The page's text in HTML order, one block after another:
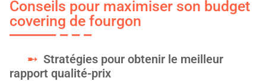
Conseils pour maximiser son budget
covering de fourgon
Stratégies pour obtenir le meilleur
rapport qualité-prix